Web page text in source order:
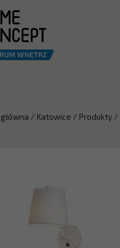
/ Katowice /Produkty /